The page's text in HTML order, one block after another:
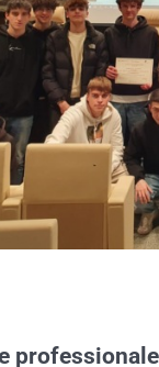
professionale